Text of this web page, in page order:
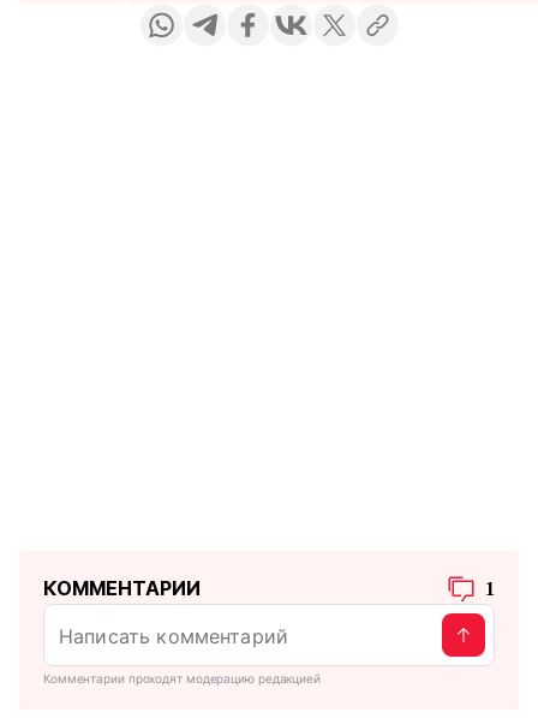
КОММЕНТАРИИ 1
Комментарии проходят модерацию редакцией